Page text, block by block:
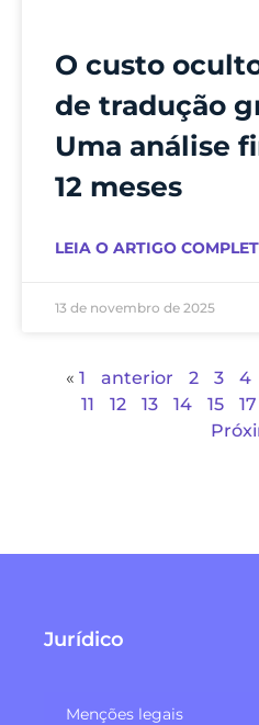
O custo
de tradução
Uma análise
12 meses
LEIA O ARTIGO
13 de novembro de 2025
« 1 anterior 2 3 4
11
12 13 14 15 17
Jurídico
Menções legais